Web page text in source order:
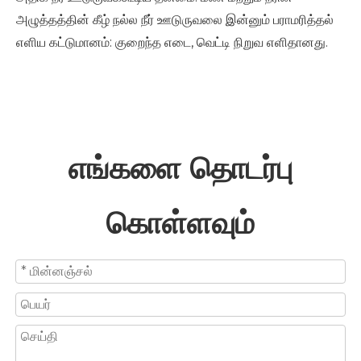
அழுத்தத்தின் கீழ் நல்ல நீர் ஊடுருவலை இன்னும் பராமரித்தல்
எளிய கட்டுமானம்: குறைந்த எடை, வெட்டி நிறுவ எளிதானது.
எங்களை தொடர்பு
கொள்ளவும்